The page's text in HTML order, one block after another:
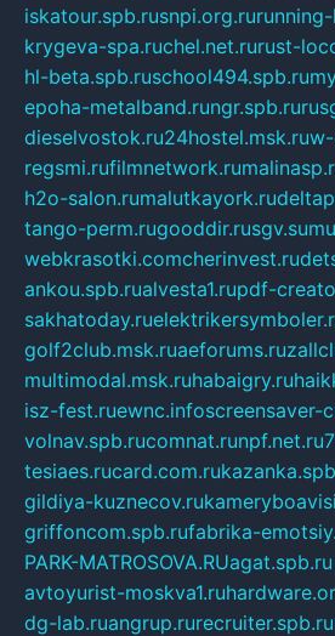
iskatour.spb.rusnpi.org.ru
krygeva-spa.ruchel.net.rurust-
hl-beta.spb.ruschool494.spb.ru
epoha-metalband.rungr.spb.ru
dieselvostok.ru24hostel.msk.ru
regsmi.rufilmnetwork.ru
h2o-salon.rumalutkayork.ru
tango-perm.rugooddir.rusgv.su
webkrasotki.comcherinvest.ru
ankou.spb.rualvesta1.rupdf-
sakhatoday.ru
golf2club.msk.ruaeforums.ru
multimodal.msk.ruhabaigry.ru
isz-fest.ruewnc.infoscreensaver-
volnav.spb.rucomnat.runpf.net.ru
tesiaes.rucard.com.ru
gildiya-kuznecov.ru
griffoncom.spb.rufabrika-
PARK-MATROSOVA.RUagat.spb.ru
avtoyurist-moskva1.ru
dg-lab.ruangrup.rurecruiter.spb.ru